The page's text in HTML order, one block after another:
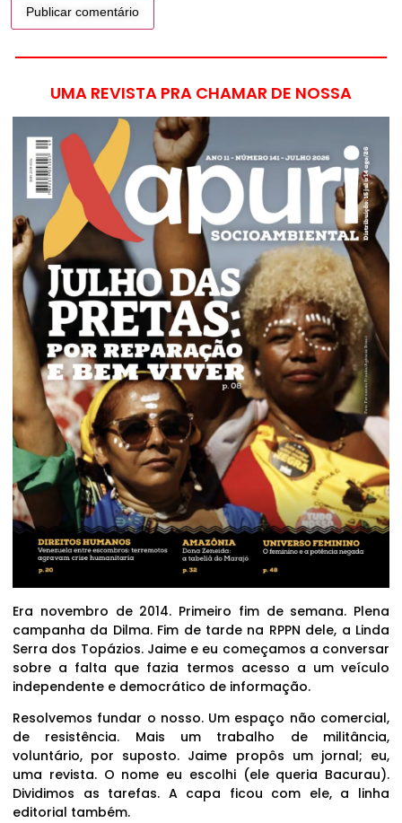
UMA REVISTA PRA CHAMAR DE NOSSA
Era novembro de 2014. Primeiro fim de semana. Plena
campanha da Dilma. Fim de tarde na RPPN dele, a Linda
Serra dos Topázios. Jaime e eu começamos a conversar
sobre a falta que fazia termos acesso a um veículo
independente e democrático de informação.
Resolvemos fundar o nosso. Um espaço não comercial,
de resistência. Mais um trabalho de militância,
voluntário, por suposto. Jaime propôs um jornal; eu,
uma revista. O nome eu escolhi (ele queria Bacurau).
Dividimos as tarefas. A capa ficou com ele, a linha
editorial também.